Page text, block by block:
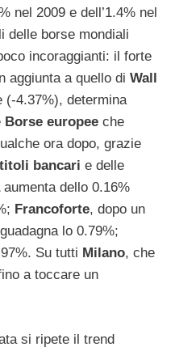
nel 2009 e dell’1.4% nel
delle borse mondiali
incoraggianti: il forte
aggiunta a quello di Wall
(-4.37%), determina
Borse europee che
ora dopo, grazie
titoli bancari e delle
aumenta dello 0.16%
Francoforte, dopo un
lo 0.79%;
Su tutti Milano, che
a toccare un
si ripete il trend